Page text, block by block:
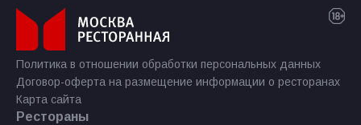
Политика в отношении обработки персональных данных
Договор-оферта на размещение информации о ресторанах
Карта сайта
Рестораны